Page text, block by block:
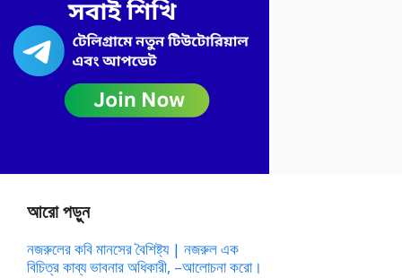
আরো পড়ুন
নজরুলের কবি মানসের বৈশিষ্ট্য | নজরুল এক
বিচিত্র কাব্য ভাবনার অধিকারী, –আলোচনা করো।